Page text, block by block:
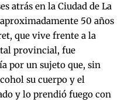
atrás en la Ciudad de La
50 años
que vive frente a la
provincial, fue
por un sujeto que, sin
su cuerpo y el
y lo prendió fuego con